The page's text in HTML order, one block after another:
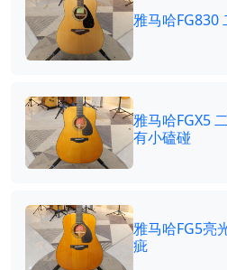
雅马哈FG830
雅马哈FGX5
有小磕碰
雅马哈FG5亮
疵